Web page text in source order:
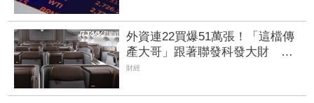
外資連22買爆51萬張！「這檔傳
產大哥」跟著聯發科發大財 打
造高效通道營收創新高
財經